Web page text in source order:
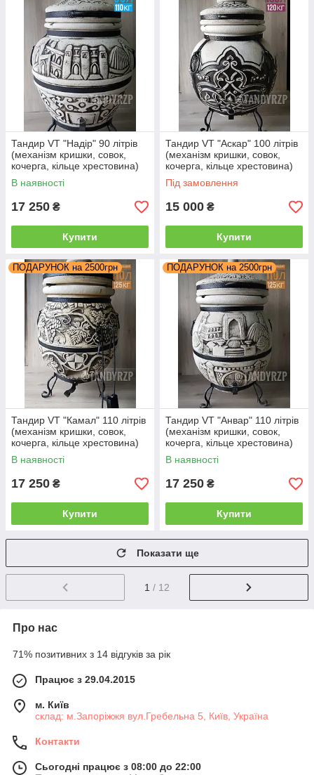
Тандир VT "Надір" 90 літрів
(механізм кришки, совок,
кочерга, кільце хрестовина)
В наявності
17 250 ₴
Купити
Тандир VT "Аскар" 100 літрів
(механізм кришки, совок,
кочерга, кільце хрестовина)
Під замовлення
15 000 ₴
Купити
ПОДАРУНОК на 2500грн
Тандир VT "Камал" 110 літрів
(механізм кришки, совок,
кочерга, кільце хрестовина)
В наявності
17 250 ₴
Купити
ПОДАРУНОК на 2500грн
Тандир VT "Анвар" 110 літрів
(механізм кришки, совок,
кочерга, кільце хрестовина)
В наявності
17 250 ₴
Купити
Показати ще
1 / 12
Про нас
71% позитивних з 14 відгуків за рік
Працює з 29.04.2015
м. Київ
склад: м.Запоріжжя вул.Гребельна 5, Київ, Україна
Контакти
Сьогодні працює з 08:00 до 22:00